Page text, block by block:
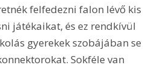
felfedezni falon lévő kis
játékaikat, és ez rendkívül
gyerekek szobájában se
Sokféle van